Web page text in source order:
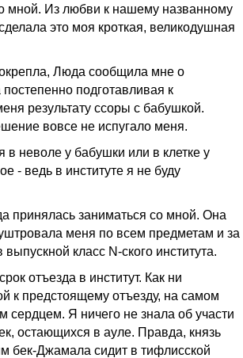
мной. Из любви к нашему названному
это моя кроткая, великодушная
Люда сообщила мне о
подготавливая к
результату ссоры с бабушкой.
вовсе не испугало меня.
в неволе у бабушки или в клетке у
- ведь в институте я не буду
принялась заниматься со мной. Она
меня по всем предметам и за
класс N-ского института.
отъезда в институт. Как ни
к предстоящему отъезду, на самом
сердцем. Я ничего не знала об участи
остающихся в ауле. Правда, князь
бек-Джамала сидит в тифлисской